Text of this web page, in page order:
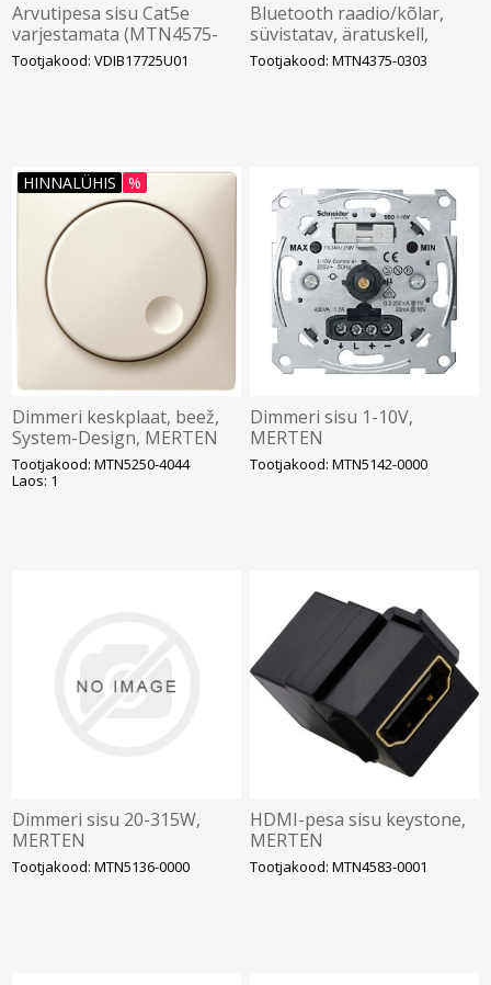
Arvutipesa sisu Cat5e
varjestamata (MTN4575-
0000 raamile), MERTEN
Tootjakood: VDIB17725U01
Bluetooth raadio/kõlar,
süvistatav, äratuskell,
must, System-M, Merten
Tootjakood: MTN4375-0303
HINNALÜHIS %
Dimmeri keskplaat, beež,
System-Design, MERTEN
Tootjakood: MTN5250-4044
Laos: 1
Dimmeri sisu 1-10V,
MERTEN
Tootjakood: MTN5142-0000
Dimmeri sisu 20-315W,
MERTEN
Tootjakood: MTN5136-0000
HDMI-pesa sisu keystone,
MERTEN
Tootjakood: MTN4583-0001